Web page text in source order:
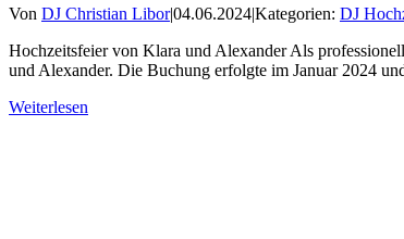
Von DJ Christian Libor|04.06.2024|Kategorien: DJ
Hochzeitsfeier von Klara und Alexander Als
und Alexander. Die Buchung erfolgte im Januar 2024
Weiterlesen